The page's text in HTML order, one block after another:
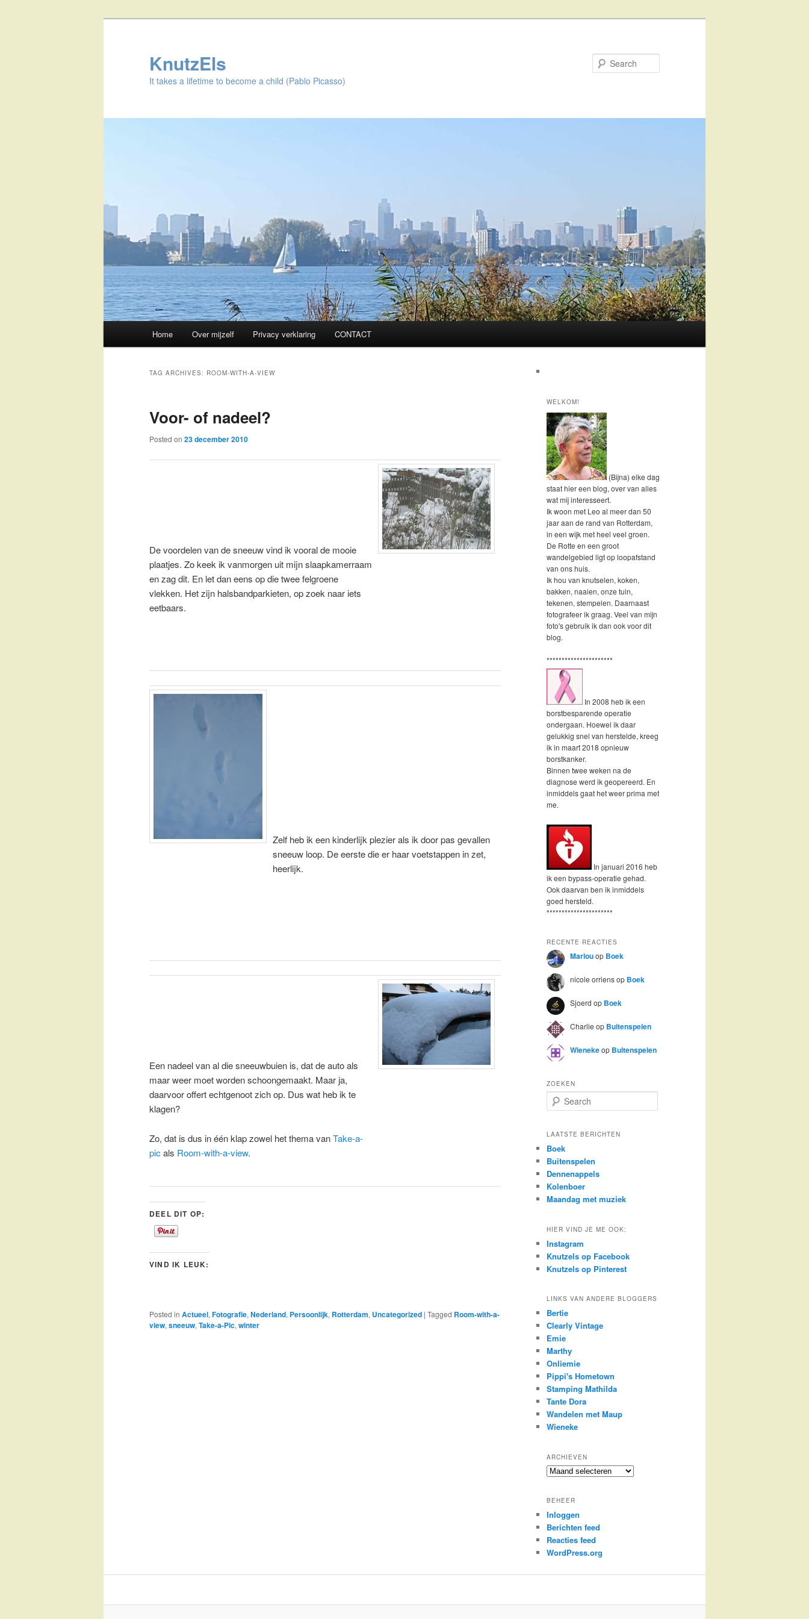
KnutzEls
It takes a lifetime to become a child (Pablo Picasso)
Skip
content
Skip
content
Home Over mijzelf Privacy verklaring CONTACT
TAG ARCHIVES: ROOM-WITH-A-VIEW
Voor- of nadeel?
Posted on 23 december 2010
De voordelen van de sneeuw vind ik vooral de mooie
plaatjes. Zo keek ik vanmorgen uit mijn slaapkamerraam
en zag dit. En let dan eens op die twee felgroene
vlekken. Het zijn halsbandparkieten, op zoek naar iets
eetbaars.
Zelf heb ik een kinderlijk plezier als ik door pas gevallen
sneeuw loop. De eerste die er haar voetstappen in zet,
heerlijk.
Een nadeel van al die sneeuwbuien is, dat de auto als
maar weer moet worden schoongemaakt. Maar ja,
daarvoor offert echtgenoot zich op. Dus wat heb ik te
klagen?
Zo, dat is dus in één klap zowel het thema vanTake-a-
pic als Room-with-a-view.
DEEL DIT OP:
VIND IK LEUK:
Posted in Actueel, Fotografie, Nederland, Persoonlijk, Rotterdam, Uncategorized | Tagged Room-with-a-
view, sneeuw, Take-a-Pic, winter
WELKOM!
(Bijna) elke dag
staat hier een blog, over van alles
wat mij interesseert.
Ik woon met Leo al meer dan 50
jaar aan de rand van Rotterdam,
in een wijk met heel veel groen.
De Rotte en een groot
wandelgebied ligt op loopafstand
van ons huis.
Ik hou van knutselen, koken,
bakken, naaien, onze tuin,
tekenen, stempelen. Daarnaast
fotografeer ik graag. Veel van mijn
foto's gebruik ik dan ook voor dit
blog.
**********************
In 2008 heb ik een
borstbesparende operatie
ondergaan. Hoewel ik daar
gelukkig snel van herstelde, kreeg
ik in maart 2018 opnieuw
borstkanker.
Binnen twee weken na de
diagnose werd ik geopereerd. En
inmiddels gaat het weer prima met
me.
In januari 2016 heb
ik een bypass-operatie gehad.
Ook daarvan ben ik inmiddels
goed hersteld.
**********************
RECENTE REACTIES
Marlouop Boek
nicole orriensop Boek
Sjoerd op Boek
Charlie op Buitenspelen
Wienekeop Buitenspelen
ZOEKEN
e
r
h
LAATSTE BERICHTEN
Boek
Buitenspelen
Dennenappels
Kolenboer
Maandag met muziek
HIER VIND JE ME OOK:
Instagram
Knutzels op Facebook
Knutzels op Pinterest
LINKS VAN ANDERE BLOGGERS
Bertie
Clearly Vintage
Emie
Marthy
Onliemie
Pippi's Hometown
Stamping Mathilda
Tante Dora
Wandelen met Maup
Wieneke
ARCHIEVEN
Archieven
BEHEER
Inloggen
Berichten feed
Reacties feed
WordPress.org